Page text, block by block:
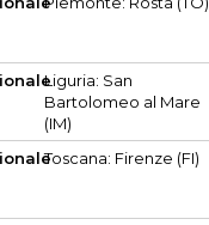
Liguria: San
Bartolomeo al Mare
(IM)
Toscana: Firenze (FI)